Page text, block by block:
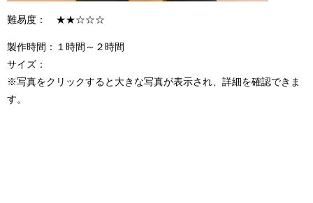
難易度： ★★☆☆☆
製作時間：１時間～２時間
サイズ：
※写真をクリックすると大きな写真が表示され、詳細を確認できま
す。